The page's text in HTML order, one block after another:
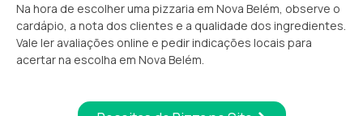
Na hora de escolher uma pizzaria em Nova Belém, observe o
cardápio, a nota dos clientes e a qualidade dos ingredientes.
Vale ler avaliações online e pedir indicações locais para
acertar na escolha em Nova Belém.